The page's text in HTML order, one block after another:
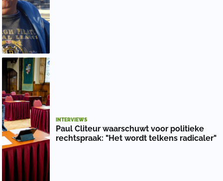
INTERVIEWS
Paul Cliteur waarschuwt voor politieke
rechtspraak: "Het wordt telkens radicaler"